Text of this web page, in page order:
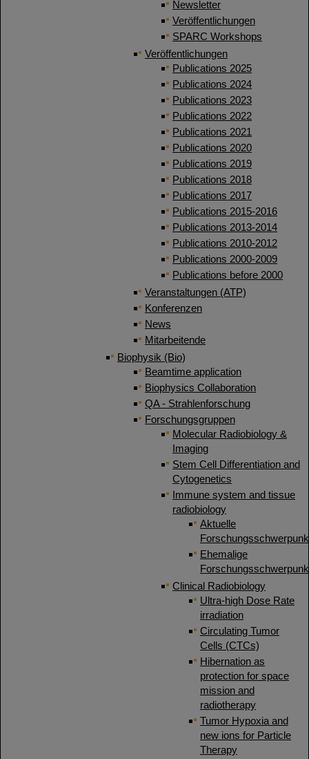
Newsletter
Veröffentlichungen
SPARC Workshops
Veröffentlichungen
Publications 2025
Publications 2024
Publications 2023
Publications 2022
Publications 2021
Publications 2020
Publications 2019
Publications 2018
Publications 2017
Publications 2015-2016
Publications 2013-2014
Publications 2010-2012
Publications 2000-2009
Publications before 2000
Veranstaltungen (ATP)
Konferenzen
News
Mitarbeitende
Biophysik (Bio)
Beamtime application
Biophysics Collaboration
QA - Strahlenforschung
Forschungsgruppen
Molecular Radiobiology &
Imaging
Stem Cell Differentiation and
Cytogenetics
Immune system and tissue
radiobiology
Aktuelle
Ehemalige
Clinical Radiobiology
Ultra-high Dose Rate
irradiation
Circulating Tumor
Cells (CTCs)
Hibernation as
protection for space
mission and
radiotherapy
Tumor Hypoxia and
new ions for Particle
Therapy